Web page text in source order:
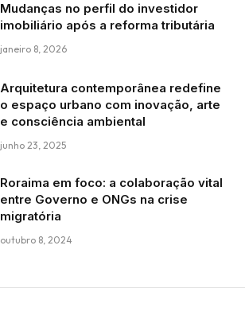
Mudanças no perfil do investidor
imobiliário após a reforma tributária
janeiro 8, 2026
Arquitetura contemporânea redefine
o espaço urbano com inovação, arte
e consciência ambiental
junho 23, 2025
Roraima em foco: a colaboração vital
entre Governo e ONGs na crise
migratória
outubro 8, 2024